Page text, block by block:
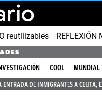
reutilizables REFLEXIÓN
COOL
MUNDIAL
DE INMIGRANTES A CEUTA,